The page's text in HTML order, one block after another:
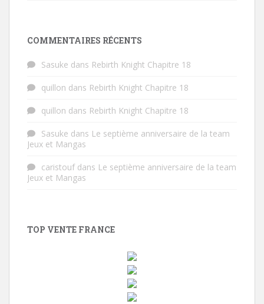
COMMENTAIRES RÉCENTS
Sasuke dans Rebirth Knight Chapitre 18
quillon dans Rebirth Knight Chapitre 18
quillon dans Rebirth Knight Chapitre 18
Sasuke dans Le septième anniversaire de la team
Jeux et Mangas
caristoufdans Le septième anniversaire de la team
Jeux et Mangas
TOP VENTE FRANCE